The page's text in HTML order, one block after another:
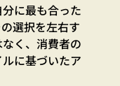
分に最も合った
選択を左右す
く、消費者の
に基づいたア